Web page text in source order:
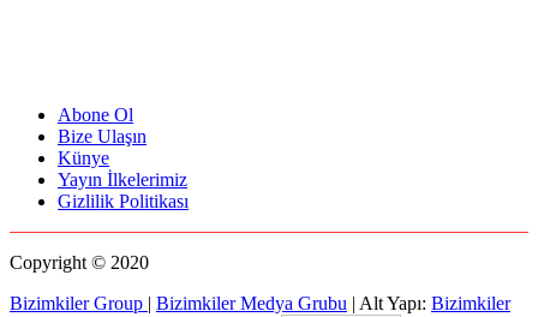
Abone Ol
Bize Ulaşın
Künye
Yayın İlkelerimiz
Gizlilik Politikası
Copyright © 2020
Bizimkiler Group | Bizimkiler Medya Grubu | Alt Yapı: Bizimkiler